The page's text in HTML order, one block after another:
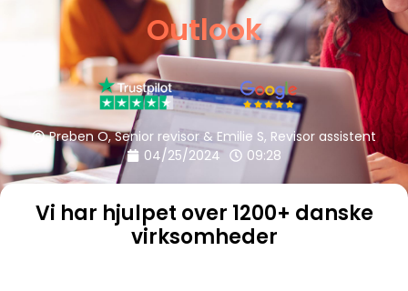
Outlook
Preben O, Senior revisor & Emilie S, Revisor assistent
04/25/2024
09:28
Vi har hjulpet over 1200+ danske
virksomheder